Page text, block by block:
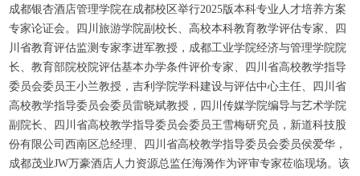
成都银杏酒店管理学院在成都校区举行2025版本科专业人才培养方案
专家论证会。四川旅游学院副校长、高校本科教育教学评估专家、四
川省教育评估监测专家李进军教授，成都工业学院经济与管理学院院
长、教育部院校院评估基本办学条件评价专家、四川省高校教学指导
委员会委员王小兰教授，吉利学院学科建设与评估中心主任、四川省
高校教学指导委员会委员雷晓斌教授，四川传媒学院编导与艺术学院
副院长、四川省高校教学指导委员会委员王雪梅研究员，新道科技股
份有限公司西南区总经理、四川省高校教学指导委员会委员侯爱华，
成都茂业JW万豪酒店人力资源总监任海漪作为评审专家莅临现场。该